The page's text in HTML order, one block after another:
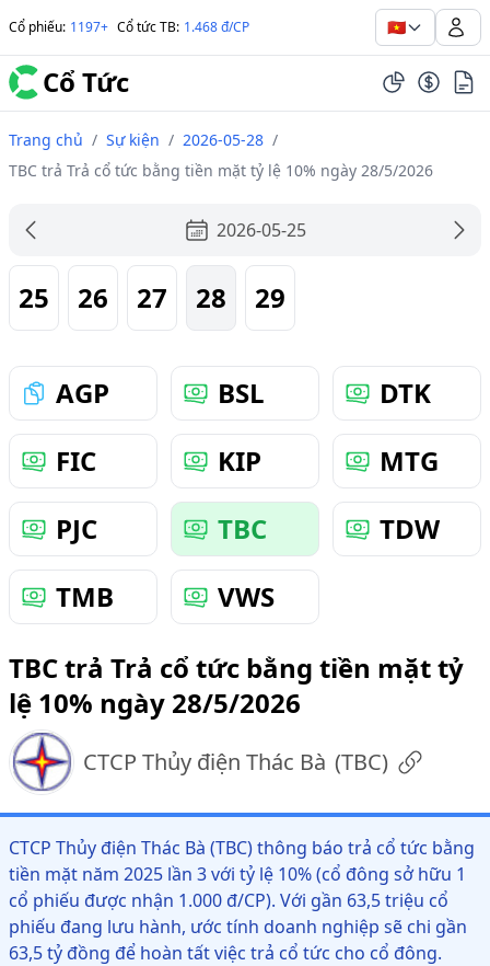
Cổ phiếu: 1197+ Cổ tức TB: 1.468 đ/CP 🇻🇳
Cổ Tức
Trang chủ / Sự kiện / 2026-05-28 /
TBC trả Trả cổ tức bằng tiền mặt tỷ lệ 10% ngày 28/5/2026
2026-05-25
25 26 27 28 29
AGP BSL
DTK
FIC
KIP
MTG
PJC
TBC
TDW
TMB
VWS
TBC trả Trả cổ tức bằng tiền mặt tỷ
lệ 10% ngày 28/5/2026
CTCP Thủy điện Thác Bà (TBC)
CTCP Thủy điện Thác Bà (TBC) thông báo trả cổ tức bằng
tiền mặt năm 2025 lần 3 với tỷ lệ 10% (cổ đông sở hữu 1
cổ phiếu được nhận 1.000 đ/CP). Với gần 63,5 triệu cổ
phiếu đang lưu hành, ước tính doanh nghiệp sẽ chi gần
63,5 tỷ đồng để hoàn tất việc trả cổ tức cho cổ đông.